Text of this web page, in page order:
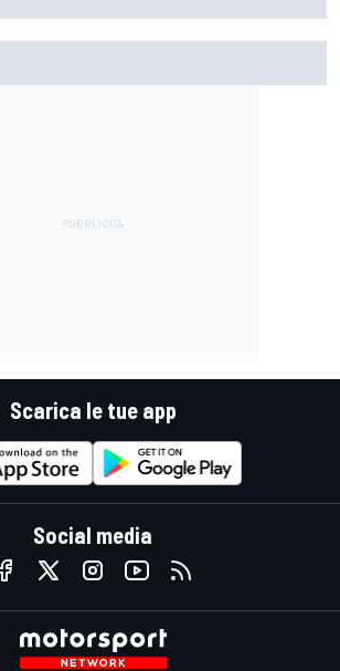
Scarica le tue app
Social media